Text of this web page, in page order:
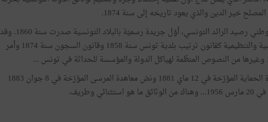
خير الدين والذي يعود تاريخه إلى سنة 1874.
وعلاوة على ذلك، يوجد بالأرشيف الوطني رصيد الرائد التونسي، أوّل جريدة رسميّة بالبلاد التونسية صدرت سنة 1860. وقد
نشرت بها النصوص والأوامر التأسيسية والتنظيمية كقانون ترتيب بلدية تونس سنة 1858 وقانون السجون سنة 1874 وأمر
وبخزينة الأرشيف كذلك نصّ معاهدة الحماية المؤرّخة في 12 ماي 1881 ونصّ معاهدة المرسى المؤرّخة في 8 جوان 1883
وطريف.